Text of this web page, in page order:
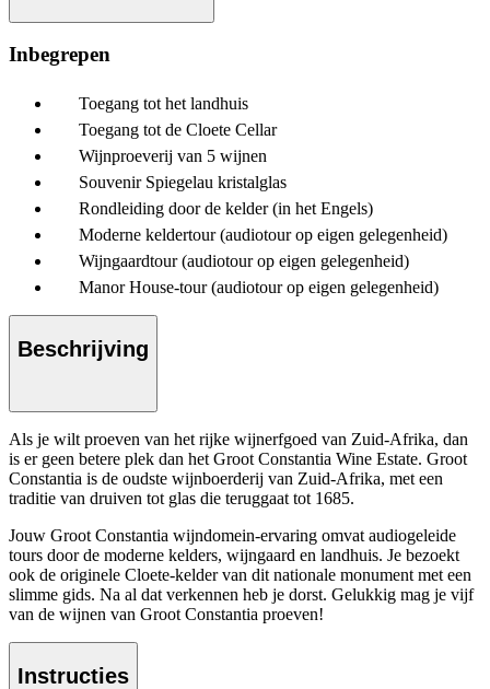
Inbegrepen
Toegang tot het landhuis
Toegang tot de Cloete Cellar
Wijnproeverij van 5 wijnen
Souvenir Spiegelau kristalglas
Rondleiding door de kelder (in het Engels)
Moderne keldertour (audiotour op eigen gelegenheid)
Wijngaardtour (audiotour op eigen gelegenheid)
Manor House-tour (audiotour op eigen gelegenheid)
Beschrijving
Als je wilt proeven van het rijke wijnerfgoed van Zuid-Afrika, dan
is er geen betere plek dan het Groot Constantia Wine Estate. Groot
Constantia is de oudste wijnboerderij van Zuid-Afrika, met een
traditie van druiven tot glas die teruggaat tot 1685.
Jouw Groot Constantia wijndomein-ervaring omvat audiogeleide
tours door de moderne kelders, wijngaard en landhuis. Je bezoekt
ook de originele Cloete-kelder van dit nationale monument met een
slimme gids. Na al dat verkennen heb je dorst. Gelukkig mag je vijf
van de wijnen van Groot Constantia proeven!
Instructies